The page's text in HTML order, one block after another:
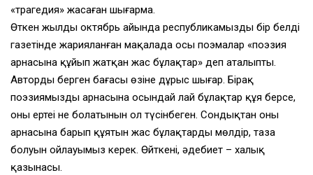
«трагедия» жасаған шығарма.
Өткен жылдың октябрь айында республикамыздың бір белді
газетінде жарияланған мақалада осы поэмалар «поэзия
арнасына құйып жатқан жас бұлақтар» деп аталыпты.
Автордың берген бағасы өзіне дұрыс шығар. Бірақ
поэзиямыздың арнасына осындай лай бұлақтар құя берсе,
оның ертеңі не болатынын ол түсінбеген. Сондықтан оның
арнасына барып құятын жас бұлақтардың мөлдір, таза
болуын ойлауымыз керек. Өйткені, әдебиет – халық
қазынасы.